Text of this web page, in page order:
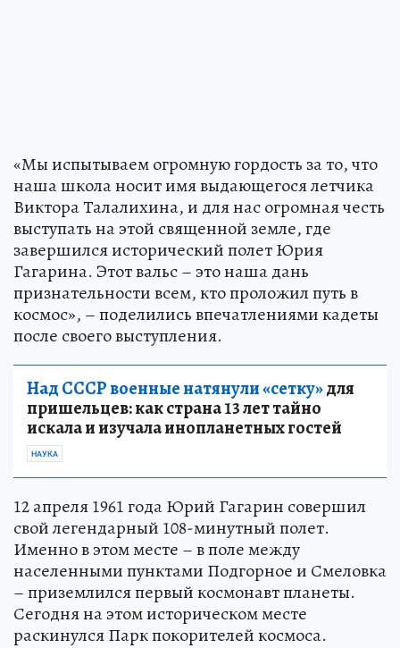
«Мы испытываем огромную гордость за то, что
наша школа носит имя выдающегося летчика
Виктора Талалихина, и для нас огромная честь
выступать на этой священной земле, где
завершился исторический полет Юрия
Гагарина. Этот вальс – это наша дань
признательности всем, кто проложил путь в
космос», – поделились впечатлениями кадеты
после своего выступления.
Над СССР военные натянули «сетку»для
пришельцев: как страна 13 лет тайно
искала и изучала инопланетных гостей
НАУКА
12 апреля 1961 года Юрий Гагарин совершил
свой легендарный 108-минутный полет.
Именно в этом месте – в поле между
населенными пунктами Подгорное и Смеловка
– приземлился первый космонавт планеты.
Сегодня на этом историческом месте
раскинулся Парк покорителей космоса.